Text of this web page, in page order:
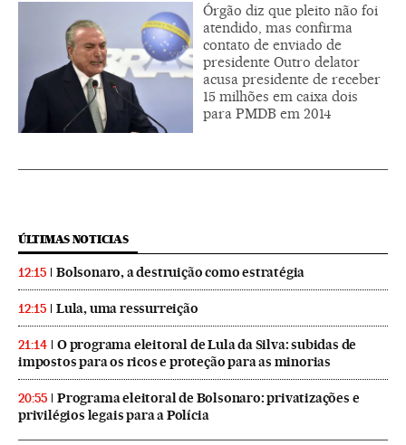
Órgão diz que pleito não foi
atendido, mas confirma
contato de enviado de
presidente Outro delator
acusa presidente de receber
15 milhões em caixa dois
para PMDB em 2014
ÚLTIMAS NOTICIAS
12:15 Bolsonaro, a destruição como estratégia
12:15 Lula, uma ressurreição
21:14
O programa eleitoral de Lula da Silva: subidas de
impostos para os ricos e proteção para as minorias
20:55
Programa eleitoral de Bolsonaro: privatizações e
privilégios legais para a Polícia